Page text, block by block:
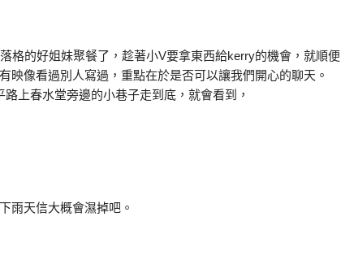
的好姐妹聚餐了，趁著小V要拿東西給kerry的機會，就順便
映像看過別人寫過，重點在於是否可以讓我們開心的聊天。
春水堂旁邊的小巷子走到底，就會看到，
雨天信大概會濕掉吧。